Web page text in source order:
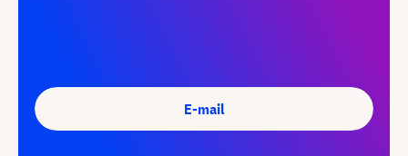
E-mail